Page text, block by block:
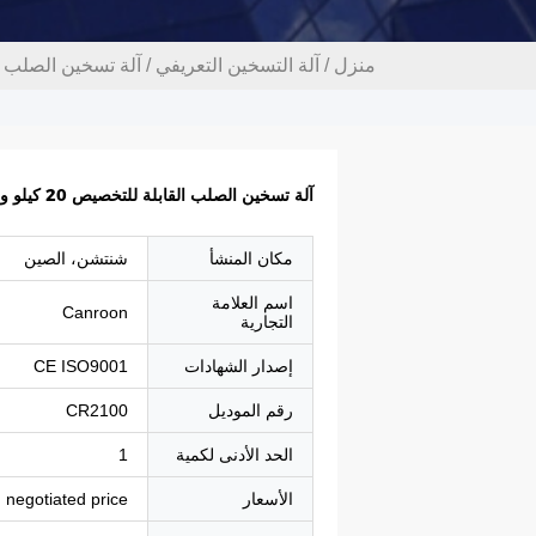
منزل / آلة التسخين التعريفي / آلة تسخين الصلب القابلة
آلة تسخين الصلب القابلة للتخصيص 20 كيلو واط آلة تصلب التعريفي
مكان المنشأ شنتشن، الصين
اسم العلامة
التجارية
Canroon
إصدار الشهادات CE ISO9001
رقم الموديل CR2100
الحد الأدنى لكمية 1
الأسعار negotiated price